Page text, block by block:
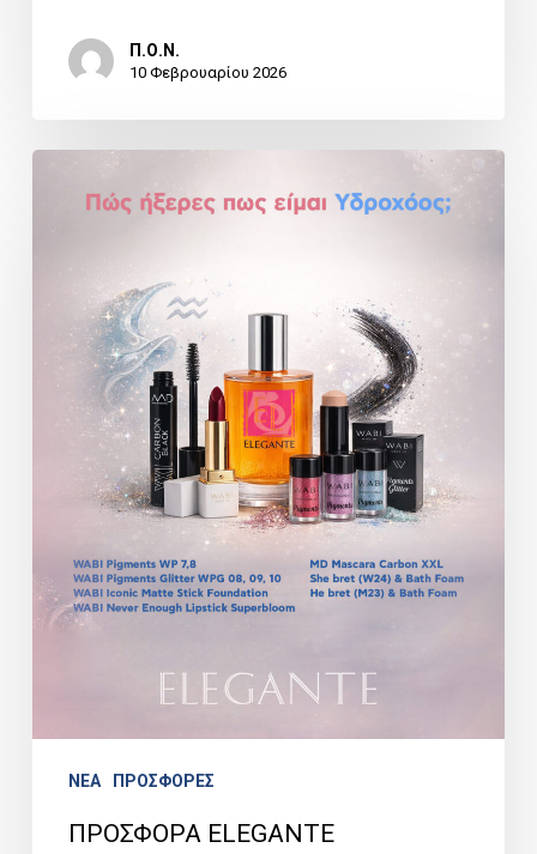
Π.Ο.Ν.
10 Φεβρουαρίου 2026
ΠΡΟΣΦΟΡΑ
ELEGANTE
NEA ΠΡΟΣΦΟΡΕΣ
ΠΡΟΣΦΟΡΑ ELEGANTE